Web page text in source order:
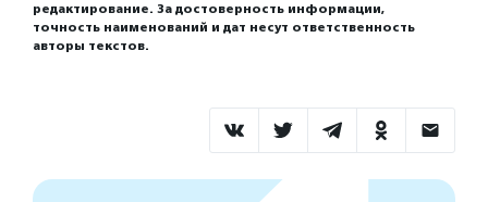
редактирование. За достоверность информации,
точность наименований и дат несут ответственность
авторы текстов.